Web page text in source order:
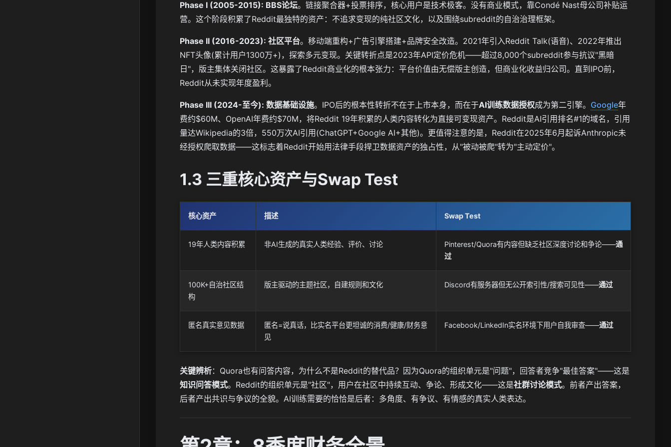
Phase I (2005-2015): BBS论坛。链接聚合器+投票排序，核心用户是技术极客。没有商业模式，靠Condé Nast母公司补贴运
营。这个阶段积累了Reddit最独特的资产：不追求变现的纯社区文化，以及围绕subreddit的自治治理框架。
Phase II (2016-2023): 社区平台。移动端重构+广告引擎搭建+品牌安全改造。2021年引入Reddit Talk(语音)、2022年推出
NFT头像(累计用户1300万+)，探索多元变现。关键转折点是2023年API定价危机——超过8,000个subreddit参与抗议"黑暗
日"，版主集体关闭社区。这暴露了Reddit商业化的根本张力：平台价值由无偿版主创造，但商业化收益归公司。直到IPO前，
Reddit从未实现年度盈利。
Phase III (2024-至今): 数据基础设施。IPO后的根本性转折不在于上市本身，而在于AI训练数据授权成为第二引擎。 Google年
费约$60M、OpenAI年费约$70M，将Reddit 19年积累的人类内容转化为直接可变现资产。Reddit是AI引用排名#1的域名，引用
量达Wikipedia的3倍，550万次AI引用(ChatGPT+Google AI+其他)。更值得注意的是，Reddit在2025年6月起诉Anthropic未
经授权爬取数据——这标志着Reddit开始用法律手段捍卫数据资产的独占性，从"被动被爬"转为"主动定价"。
1.3 三重核心资产与Swap Test
核心资产 描述 Swap Test
19年人类内容积累 非AI生成的真实人类经验、评价、讨论 Pinterest/Quora有内容但缺乏社区深度讨论和争论——通
过
100K+自治社区结
构
版主驱动的主题社区，自建规则和文化 Discord有服务器但无公开索引性/搜索可见性——通过
匿名真实意见数据
匿名=说真话，比实名平台更坦诚的消费/健康/财务意
见
Facebook/LinkedIn实名环境下用户自我审查——通过
关键辨析：Quora也有问答内容，为什么不是Reddit的替代品？因为Quora的组织单元是"问题"，回答者竞争"最佳答案"——这是
知识问答模式。Reddit的组织单元是"社区"，用户在社区中持续互动、争论、形成文化——这是社群讨论模式。前者产出答案，
后者产出共识与争议的全貌。AI训练需要的恰恰是后者：多角度、有争议、有情感的真实人类表达。